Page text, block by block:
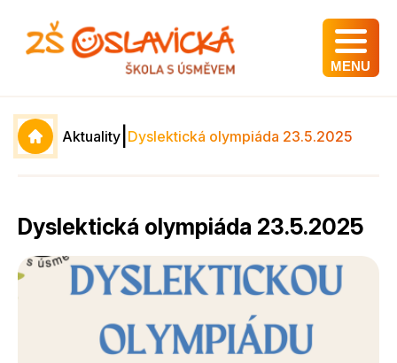
MENU
Aktuality Dyslektická olympiáda 23.5.2025
Dyslektická olympiáda 23.5.2025